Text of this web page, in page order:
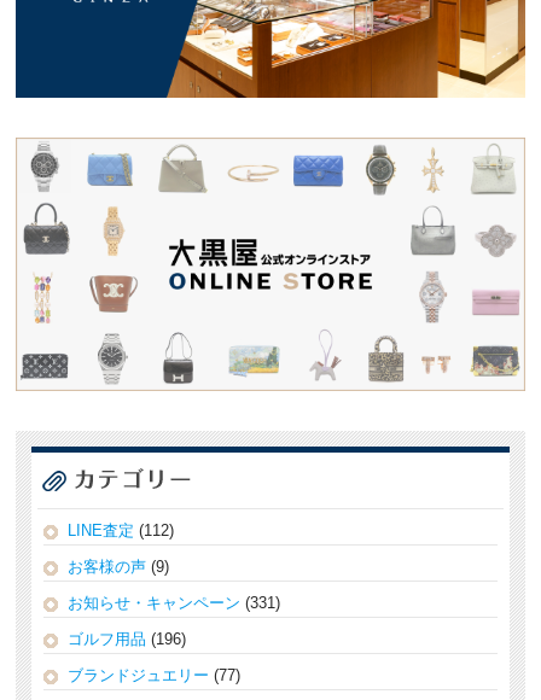
LINE査定 (112)
お客様の声 (9)
お知らせ・キャンペーン (331)
ゴルフ用品 (196)
ブランドジュエリー (77)